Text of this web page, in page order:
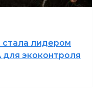
стала лидером
экоконтроля